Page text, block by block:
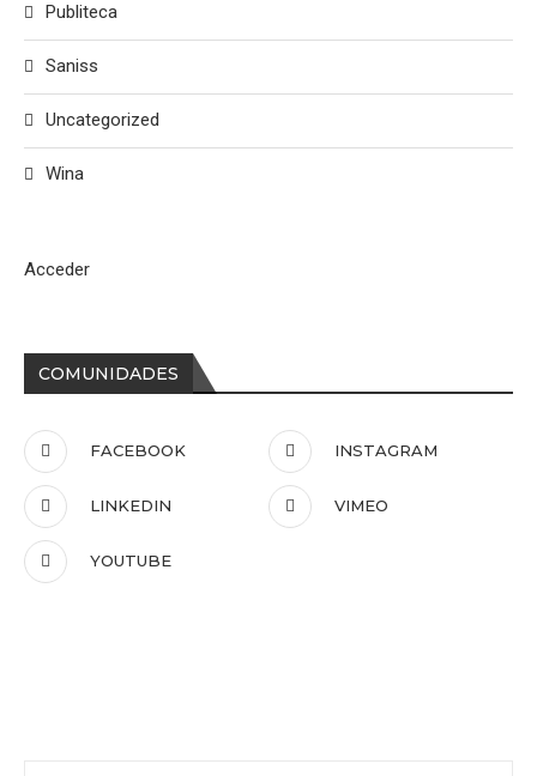
COMUNIDADES
FACEBOOK INSTAGRAM
LINKEDIN VIMEO
YOUTUBE
Publiteca
Saniss
Uncategorized
Wina
Acceder